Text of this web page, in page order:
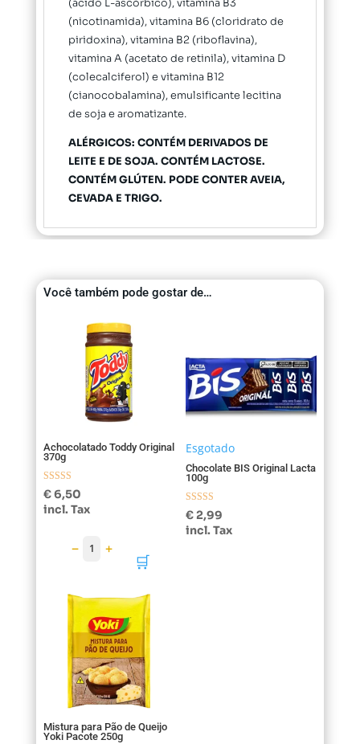
(ácido L-ascórbico), vitamina B3
(nicotinamida), vitamina B6 (cloridrato de
piridoxina), vitamina B2 (riboflavina),
vitamina A (acetato de retinila), vitamina D
(colecalciferol) e vitamina B12
(cianocobalamina), emulsificante lecitina
de soja e aromatizante.
ALÉRGICOS: CONTÉM DERIVADOS DE
LEITE E DE SOJA. CONTÉM LACTOSE.
CONTÉM GLÚTEN. PODE CONTER AVEIA,
CEVADA E TRIGO.
Você também pode gostar de…
Achocolatado Toddy Original
370g
Avaliação
5.00
de 5
€6,50
incl. Tax
− 1 +
🛒
Esgotado
Chocolate BIS Original Lacta
100g
Avaliação
5.00
de 5
€2,99
incl. Tax
Mistura para Pão de Queijo
Yoki Pacote 250g